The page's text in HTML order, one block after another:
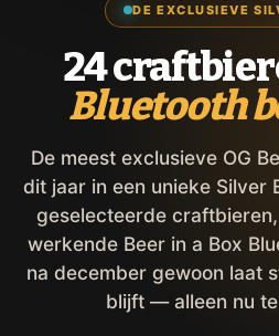
DE EXCLUSIEVE
24
Bluetooth
De meest exclusieve OG
dit jaar in een unieke Silver
geselecteerde
werkende Beer in a Box
na december gewoon laat
blijft — alleen nu